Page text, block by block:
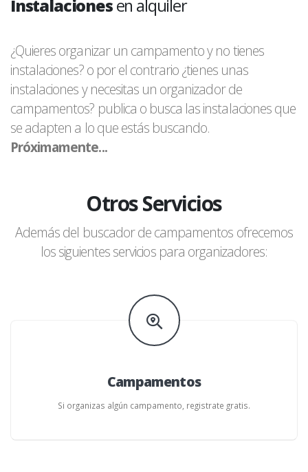
Instalacionesen alquiler
¿Quieres organizar un campamento y no tienes
instalaciones? o por el contrario ¿tienes unas
instalaciones y necesitas un organizador de
campamentos? publica o busca las instalaciones que
se adapten a lo que estás buscando.
Próximamente...
Otros Servicios
Además del buscador de campamentos ofrecemos
los siguientes servicios para organizadores:
Campamentos
Si organizas algún campamento, registrate gratis.